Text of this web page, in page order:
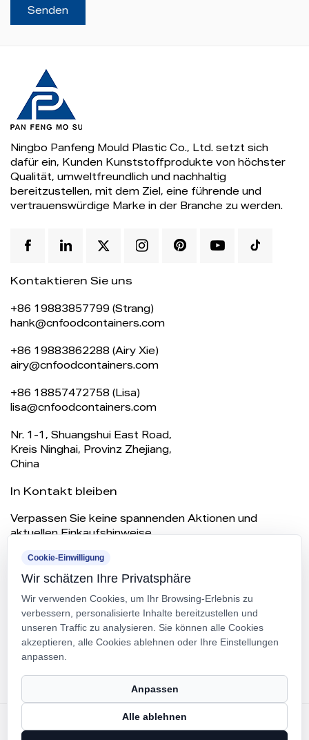
Ningbo Panfeng Mould Plastic Co., Ltd. setzt sich
dafür ein, Kunden Kunststoffprodukte von höchster
Qualität, umweltfreundlich und nachhaltig
bereitzustellen, mit dem Ziel, eine führende und
vertrauenswürdige Marke in der Branche zu werden.
Kontaktieren Sie uns
+86 19883857799 (Strang)
hank@cnfoodcontainers.com
+86 19883862288 (Airy Xie)
airy@cnfoodcontainers.com
+86 18857472758 (Lisa)
lisa@cnfoodcontainers.com
Nr. 1-1, Shuangshui East Road,
Kreis Ninghai, Provinz Zhejiang,
China
In Kontakt bleiben
Verpassen Sie keine spannenden Aktionen und
aktuellen Einkaufshinweise.
Ningbo Panfeng Mould Plastic Co.
Ltd.
Cookie-Einwilligung
Wir schätzen Ihre Privatsphäre
Wir verwenden Cookies, um Ihr Browsing-Erlebnis zu
verbessern, personalisierte Inhalte bereitzustellen und
unseren Traffic zu analysieren. Sie können alle Cookies
akzeptieren, alle Cookies ablehnen oder Ihre Einstellungen
anpassen.
Anpassen
Alle ablehnen